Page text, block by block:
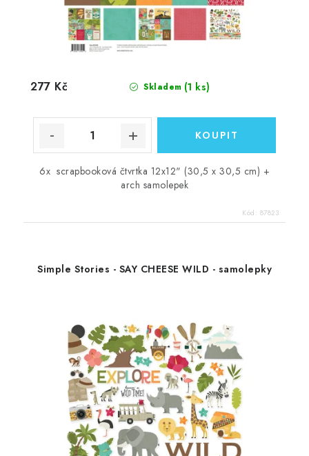
Skladem (1 ks)
277 Kč
6x scrapbooková čtvrtka 12x12" (30,5 x 30,5 cm) +
arch samolepek
Kód: 87823
Simple Stories - SAY CHEESE WILD - samolepky